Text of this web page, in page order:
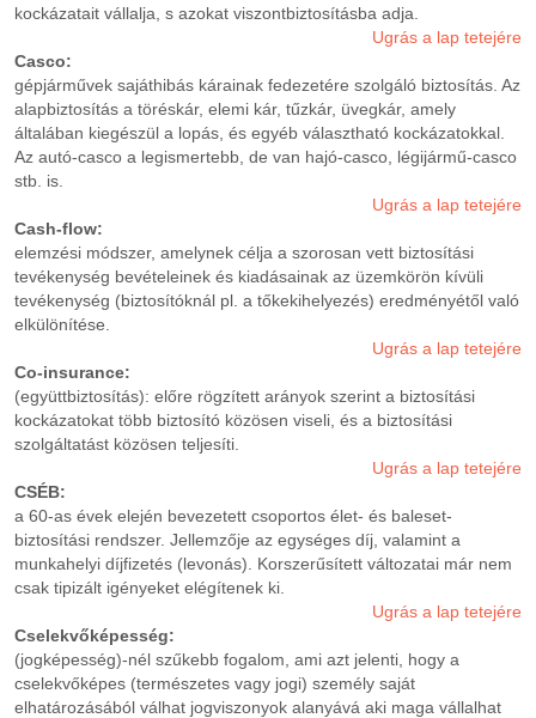
kockázatait vállalja, s azokat viszontbiztosításba adja.
Ugrás a lap tetejére
Casco:
gépjárművek sajáthibás kárainak fedezetére szolgáló biztosítás. Az
alapbiztosítás a töréskár, elemi kár, tűzkár, üvegkár, amely
általában kiegészül a lopás, és egyéb választható kockázatokkal.
Az autó-casco a legismertebb, de van hajó-casco, légijármű-casco
stb. is.
Ugrás a lap tetejére
Cash-flow:
elemzési módszer, amelynek célja a szorosan vett biztosítási
tevékenység bevételeinek és kiadásainak az üzemkörön kívüli
tevékenység (biztosítóknál pl. a tőkekihelyezés) eredményétől való
elkülönítése.
Ugrás a lap tetejére
Co-insurance:
(együttbiztosítás): előre rögzített arányok szerint a biztosítási
kockázatokat több biztosító közösen viseli, és a biztosítási
szolgáltatást közösen teljesíti.
Ugrás a lap tetejére
CSÉB:
a 60-as évek elején bevezetett csoportos élet- és baleset-
biztosítási rendszer. Jellemzője az egységes díj, valamint a
munkahelyi díjfizetés (levonás). Korszerűsített változatai már nem
csak tipizált igényeket elégítenek ki.
Ugrás a lap tetejére
Cselekvőképesség:
(jogképesség)-nél szűkebb fogalom, ami azt jelenti, hogy a
cselekvőképes (természetes vagy jogi) személy saját
elhatározásából válhat jogviszonyok alanyává aki maga vállalhat